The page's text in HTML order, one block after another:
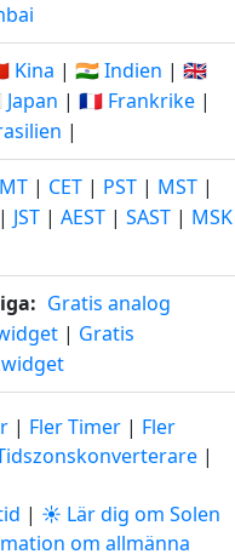
Kina | 🇮🇳 Indien | 🇬🇧
Japan | 🇫🇷 Frankrike |
|
| CET | PST | MST |
| JST | AEST | SAST | MSK
Gratis analog
| Gratis
| Fler Timer | Fler
|
| ☀️ Lär dig om Solen
om allmänna